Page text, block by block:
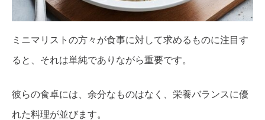
ミニマリストの方々が食事に対して求めるものに注目す
ると、それは単純でありながら重要です。
彼らの食卓には、余分なものはなく、栄養バランスに優
れた料理が並びます。